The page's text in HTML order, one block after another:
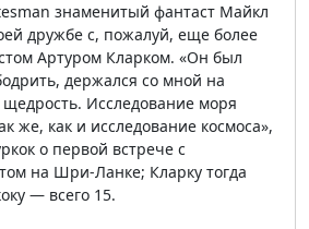
знаменитый фантаст Майкл
дружбе с, пожалуй, еще более
Артуром Кларком. «Он был
держался со мной на
Исследование моря
же, как и исследование космоса»,
о первой встрече с
на Шри-Ланке; Кларку тогда
— всего 15.